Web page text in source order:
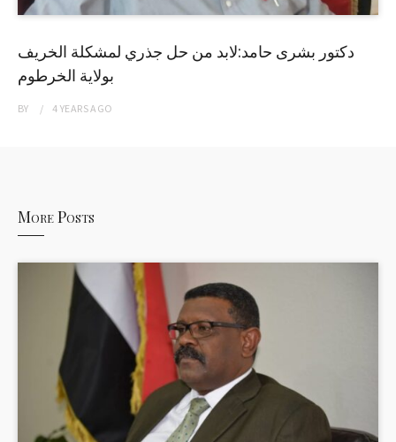
دكتور بشرى حامد:لابد من حل جذري لمشكلة الخريف
بولاية الخرطوم
BY 4 YEARSAGO
More Posts